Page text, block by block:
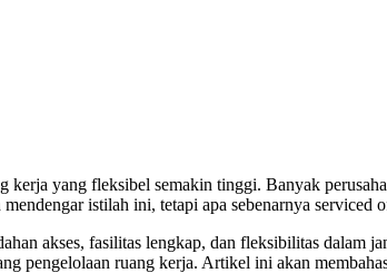
kerja yang fleksibel semakin tinggi. Banyak
istilah ini, tetapi apa sebenarnya serviced
akses, fasilitas lengkap, dan fleksibilitas
pengelolaan ruang kerja. Artikel ini akan